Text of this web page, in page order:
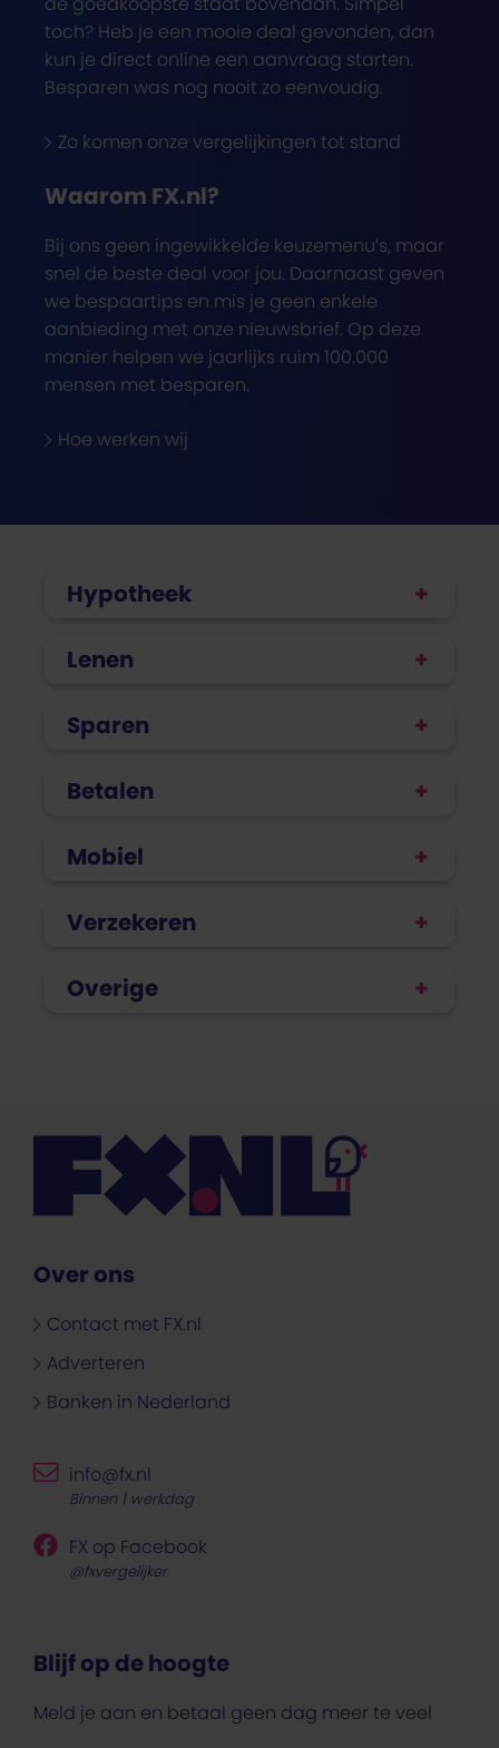
toch? Heb je een mooie deal gevonden, dan
kun je direct online een aanvraag starten.
Besparen was nog nooit zo eenvoudig.
Zo komen onze vergelijkingen tot stand
Waarom FX.nl?
Bij ons geen ingewikkelde keuzemenu’s, maar
snel de beste deal voor jou. Daarnaast geven
we bespaartips en mis je geen enkele
aanbieding met onze nieuwsbrief. Op deze
manier helpen we jaarlijks ruim 100.000
mensen met besparen.
Hoe werken wij
Hypotheek
Lenen
Sparen
Betalen
Mobiel
Verzekeren
Overige
Over ons
Contact met FX.nl
Adverteren
Banken in Nederland
Blijf op de hoogte
Meld je aan en betaal geen dag meer te veel
info@fx.nl
Binnen 1 werkdag
FX op Facebook
@fxvergelijker